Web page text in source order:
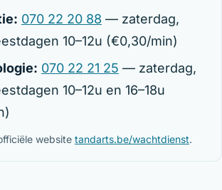
070 22 20 88 — zaterdag,
10–12u (€0,30/min)
070 22 21 25 — zaterdag,
10–12u en 16–18u
website tandarts.be/wachtdienst.